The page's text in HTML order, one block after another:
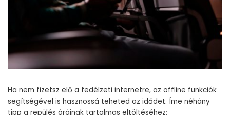
Ha nem fizetsz elő a fedélzeti internetre, az offline funkciók
segítségével is hasznossá teheted az idődet. Íme néhány
tipp a repülés óráinak tartalmas eltöltéséhez: